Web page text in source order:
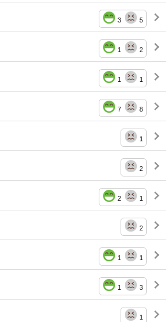
3 5
1 2
1 1
7 8
1
2
2 1
2
1 1
1 3
1